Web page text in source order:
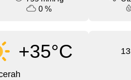
0 %
+35°C